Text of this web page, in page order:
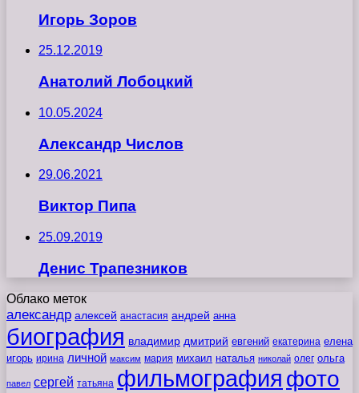
Игорь Зоров
25.12.2019
Анатолий Лобоцкий
10.05.2024
Александр Числов
29.06.2021
Виктор Пипа
25.09.2019
Денис Трапезников
Облако меток
александр алексей анастасия андрей анна
биография владимир дмитрий евгений екатерина елена
игорь ирина личной максим мария михаил наталья николай олег ольга
павел сергей татьяна фильмография фото